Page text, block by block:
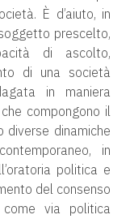
È d’aiuto, in
prescelto,
di ascolto,
di una società
in maniera
compongono il
dinamiche
in
politica e
del consenso
via politica